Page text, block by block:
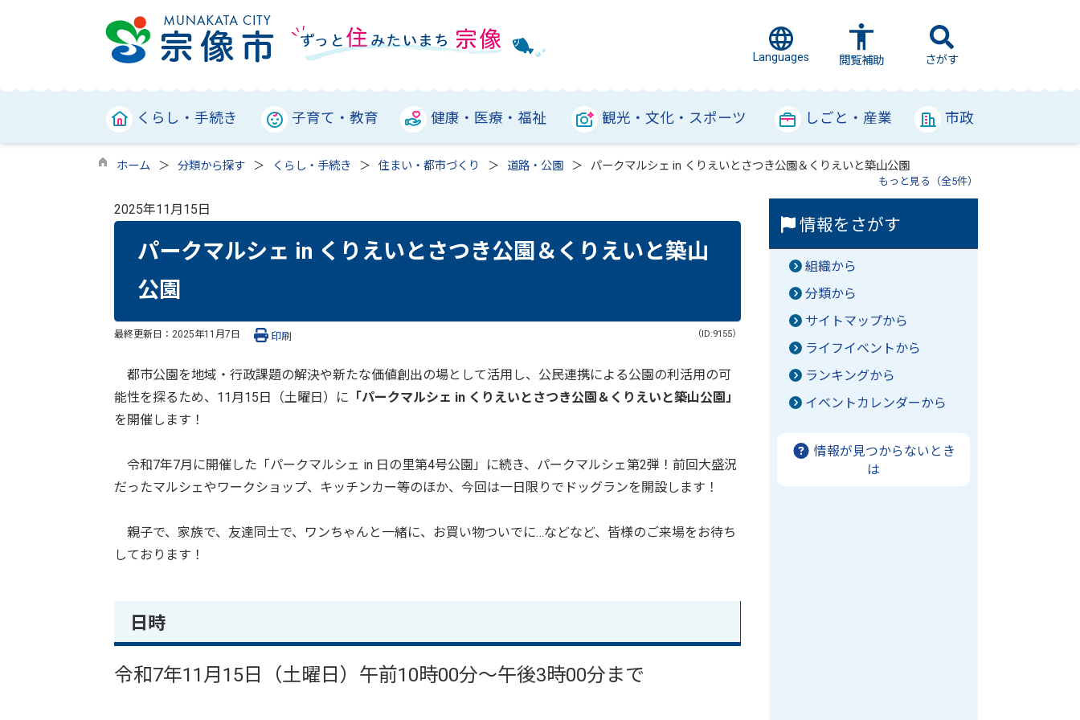
Languages 閲覧補助 さがす
くらし・手続き 子育て・教育 健康・医療・福祉 観光・文化・スポーツ しごと・産業 市政
ホーム 分類から探す くらし・手続き 住まい・都市づくり 道路・公園 パークマルシェ in くりえいとさつき公園＆くりえいと築山公園
もっと見る（全5件）
2025年11月15日
パークマルシェ in くりえいとさつき公園＆くりえいと築山
公園
最終更新日： 2025年11月7日 （ID:9155）
印刷
都市公園を地域・行政課題の解決や新たな価値創出の場として活用し、公民連携による公園の利活用の可
能性を探るため、11月15日（土曜日）に 「パークマルシェ in くりえいとさつき公園＆くりえいと築山公園」
を開催します！
令和7年7月に開催した「パークマルシェ in 日の里第4号公園」に続き、パークマルシェ第2弾！前回大盛況
だったマルシェやワークショップ、キッチンカー等のほか、今回は一日限りでドッグランを開設します！
親子で、家族で、友達同士で、ワンちゃんと一緒に、お買い物ついでに…などなど、皆様のご来場をお待ち
しております！
日時
令和7年11月15日（土曜日）午前10時00分～午後3時00分まで
情報をさがす
組織から
分類から
サイトマップから
ライフイベントから
ランキングから
イベントカレンダーから
情報が見つからないとき
は